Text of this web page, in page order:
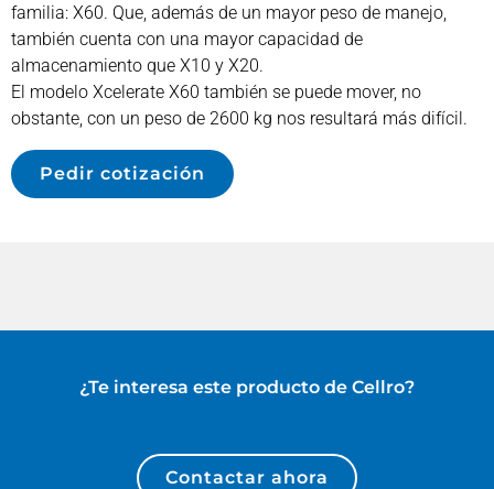
familia: X60. Que, además de un mayor peso de manejo,
también cuenta con una mayor capacidad de
almacenamiento que X10 y X20.
El modelo Xcelerate X60 también se puede mover, no
obstante, con un peso de 2600 kg nos resultará más difícil.
Pedir cotización
¿Te interesa este producto de Cellro?
Contactar ahora